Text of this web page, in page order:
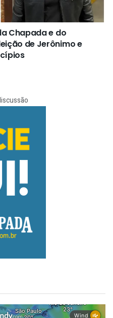
Chapada e do
de Jerônimo e